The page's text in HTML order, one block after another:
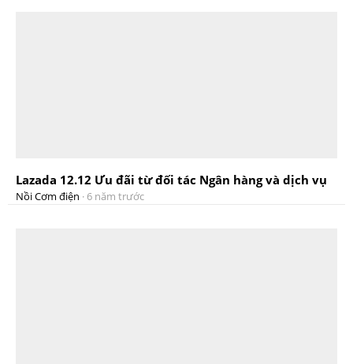
Lazada 12.12 Ưu đãi từ đối tác Ngân hàng và dịch vụ
Nồi Cơm điện · 6 năm trước